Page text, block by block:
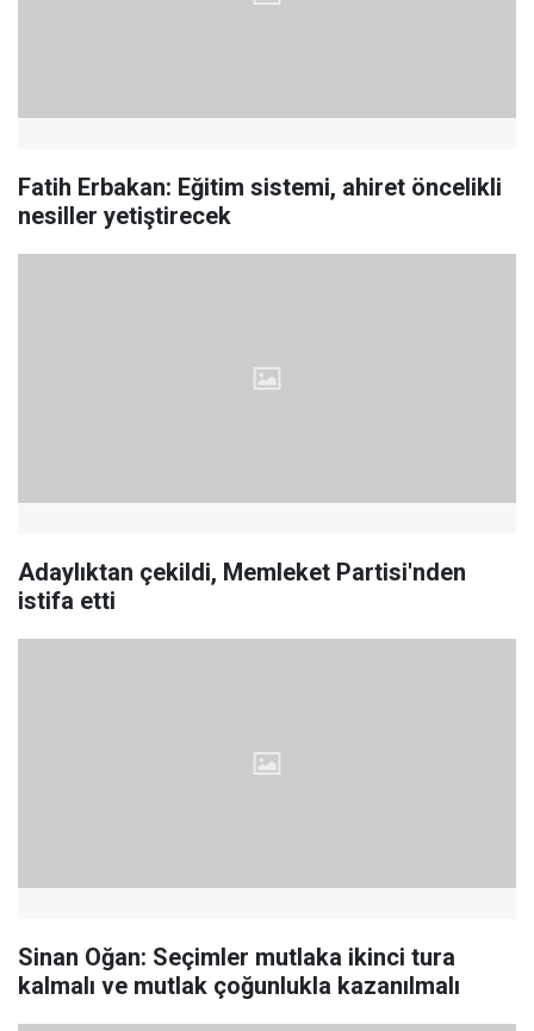
Fatih Erbakan: Eğitim sistemi, ahiret öncelikli
nesiller yetiştirecek
Adaylıktan çekildi, Memleket Partisi'nden
istifa etti
Sinan Oğan: Seçimler mutlaka ikinci tura
kalmalı ve mutlak çoğunlukla kazanılmalı